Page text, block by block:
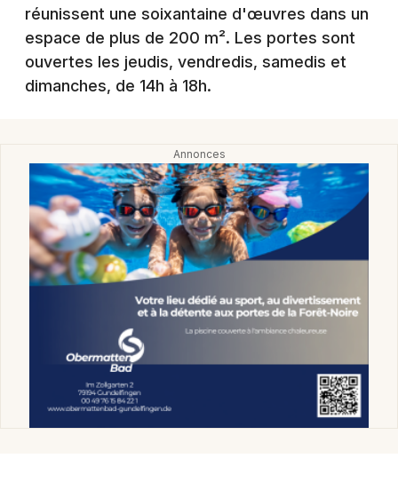
Sports
Soirées
Sorties & loisirs
Expos dans le Haut-Rhin
Expos en Alsace
Expos dans le Grand Est
Paris
Strasbourg
Toulouse
réunissent une soixantaine d'œuvres dans un
espace de plus de 200 m². Les portes sont
ouvertes les jeudis, vendredis, samedis et
dimanches, de 14h à 18h.